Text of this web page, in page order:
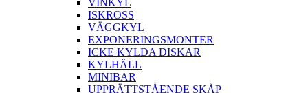
VINKYL
ISKROSS
VÄGGKYL
EXPONERINGSMONTER
ICKE KYLDA DISKAR
KYLHÄLL
MINIBAR
UPPRÄTTSTÅENDE SKÅP